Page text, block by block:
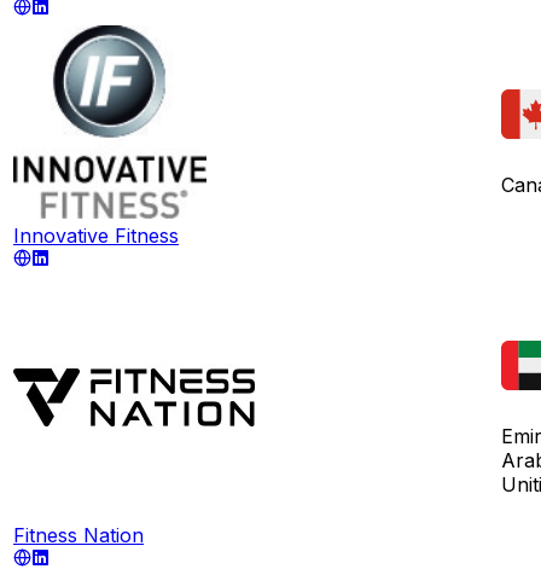
Innovative Fitness
Fitness Nation
Uniti